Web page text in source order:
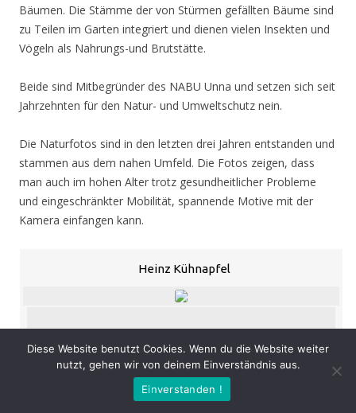
Bäumen. Die Stämme der von Stürmen gefällten Bäume sind
zu Teilen im Garten integriert und dienen vielen Insekten und
Vögeln als Nahrungs-und Brutstätte.
Beide sind Mitbegründer des NABU Unna und setzen sich seit
Jahrzehnten für den Natur- und Umweltschutz nein.
Die Naturfotos sind in den letzten drei Jahren entstanden und
stammen aus dem nahen Umfeld. Die Fotos zeigen, dass
man auch im hohen Alter trotz gesundheitlicher Probleme
und eingeschränkter Mobilität, spannende Motive mit der
Kamera einfangen kann.
Heinz Kühnapfel
« ‹ von53 › »
: Donnerstag 05.11.20, 19.00 Uhr
: 05.11. – 07.02.21, geöffnet Mo. – Do. 8.30 – 16.00 Uhr,
Diese Website benutzt Cookies. Wenn du die Website weiter
nutzt, gehen wir von deinem Einverständnis aus.
Einverstanden !